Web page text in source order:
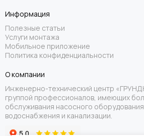
Информация
Полезные статьи
Услуги монтажа
Мобильное приложение
Политика конфиденциальности
О компании
Инженерно-технический центр
группой профессионалов, имеющих
обслуживания насосного
водоснабжения и канализации.